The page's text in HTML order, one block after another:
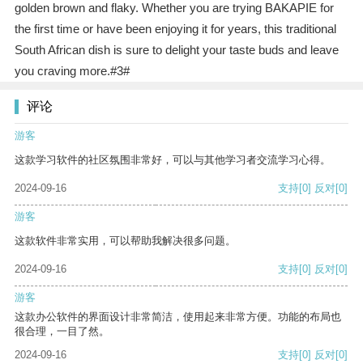
golden brown and flaky. Whether you are trying BAKAPIE for
the first time or have been enjoying it for years, this traditional
South African dish is sure to delight your taste buds and leave
you craving more.#3#
评论
游客
这款学习软件的社区氛围非常好，可以与其他学习者交流学习心得。
2024-09-16 支持[0] 反对[0]
游客
这款软件非常实用，可以帮助我解决很多问题。
2024-09-16 支持[0] 反对[0]
游客
这款办公软件的界面设计非常简洁，使用起来非常方便。功能的布局也
很合理，一目了然。
2024-09-16
支持[0] 反对[0]